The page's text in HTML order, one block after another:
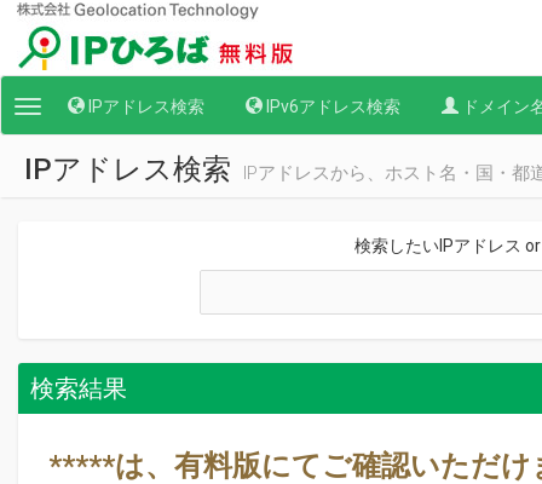
Toggle
navigation
IPアドレス検索 IPv6アドレス検索 ドメイン
IPアドレス検索 IPアドレスから、ホスト名・国・都
検索したいIPアドレス
検索結果
*****は、有料版にてご確認いただ